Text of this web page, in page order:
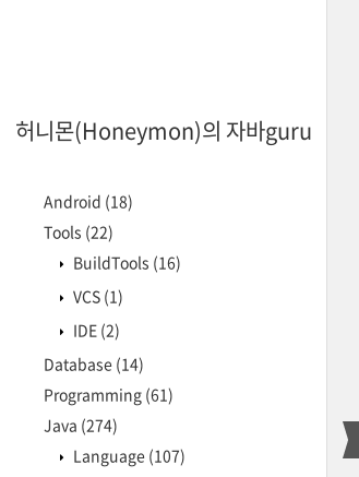
허니몬(Honeymon)의 자바guru
Android (18)
Tools (22)
BuildTools (16)
VCS (1)
IDE (2)
Database (14)
Programming (61)
Java (274)
Language (107)